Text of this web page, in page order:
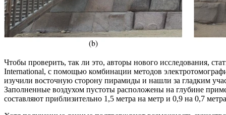
Чтобы проверить, так ли это, авторы нового исследования,
International, с помощью комбинации методов
изучили восточную сторону пирамиды и нашли за гладким
Заполненные воздухом пустоты расположены на глубине
составляют приблизительно 1,5 метра на метр и 0,9 на 0,7